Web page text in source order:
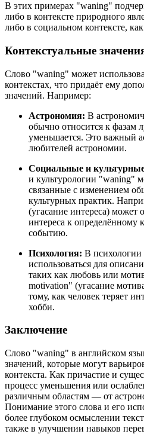
В этих примерах "waning"
либо в контексте природного
либо в социальном контексте,
Контекстуальные
Слово "waning" может
контекстах, что придаёт ему
значений. Например:
Астрономия: В
обычно относится к фазам
уменьшается. Это важный
любителей астрономии.
Социальные и
и культурологии "waning"
связанные с изменением
культурных практик.
(угасание интереса) может
интереса к определённому
событию.
Психология: В
использоваться для
таких как любовь или
motivation" (угасание
тому, как человек теряет
хобби.
Заключение
Слово "waning" в английском
значений, которые могут
контекста. Как причастие и
процесс уменьшения или
различным областям — от
Понимание этого слова и его
более глубоком осмыслении
также в улучшении навыков